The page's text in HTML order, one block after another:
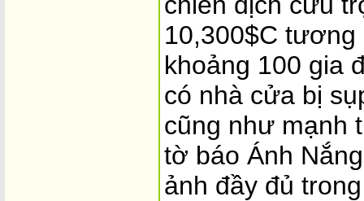
10,300$C
khoảng 100 gia
có nhà cửa bị
cũng như mạnh
tờ báo Ánh
ảnh đầy đủ